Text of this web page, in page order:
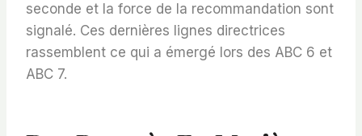
seconde et la force de la recommandation sont
signalé. Ces dernières lignes directrices
rassemblent ce qui a émergé lors des ABC 6 et
ABC 7.